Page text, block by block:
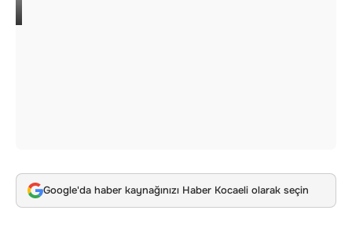
Google'da haber kaynağınızı Haber Kocaeli olarak seçin